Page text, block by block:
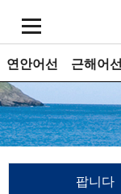
연안어선 근해어선
팝니다